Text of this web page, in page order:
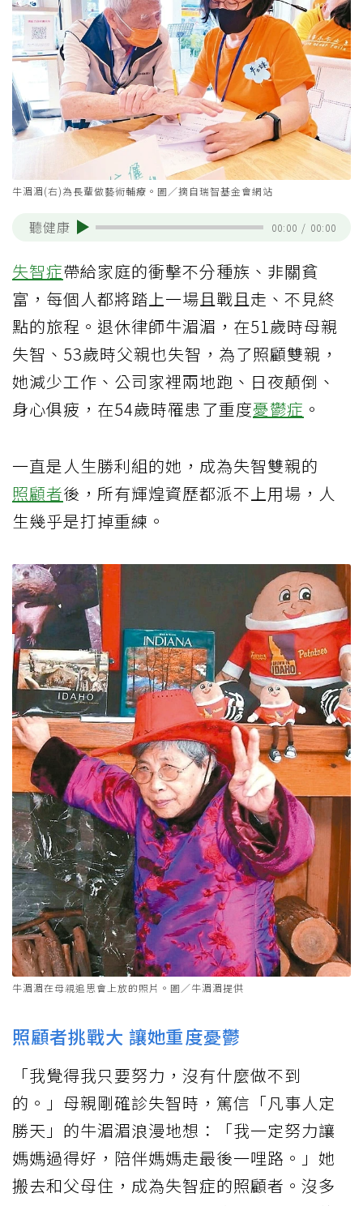
牛湄湄(右)為長輩做藝術輔療。圖／摘自瑞智基金會網站
聽健康 00:00 / 00:00
失智症帶給家庭的衝擊不分種族、非關貧
富，每個人都將踏上一場且戰且走、不見終
點的旅程。退休律師牛湄湄，在51歲時母親
失智、53歲時父親也失智，為了照顧雙親，
她減少工作、公司家裡兩地跑、日夜顛倒、
身心俱疲，在54歲時罹患了重度憂鬱症 。
一直是人生勝利組的她，成為失智雙親的
照顧者後，所有輝煌資歷都派不上用場，人
生幾乎是打掉重練。
牛湄湄在母親追思會上放的照片。圖／牛湄湄提供
照顧者挑戰大 讓她重度憂鬱
「我覺得我只要努力，沒有什麼做不到
的。」母親剛確診失智時，篤信「凡事人定
勝天」的牛湄湄浪漫地想：「我一定努力讓
媽媽過得好，陪伴媽媽走最後一哩路。」她
搬去和父母住，成為失智症的照顧者。沒多